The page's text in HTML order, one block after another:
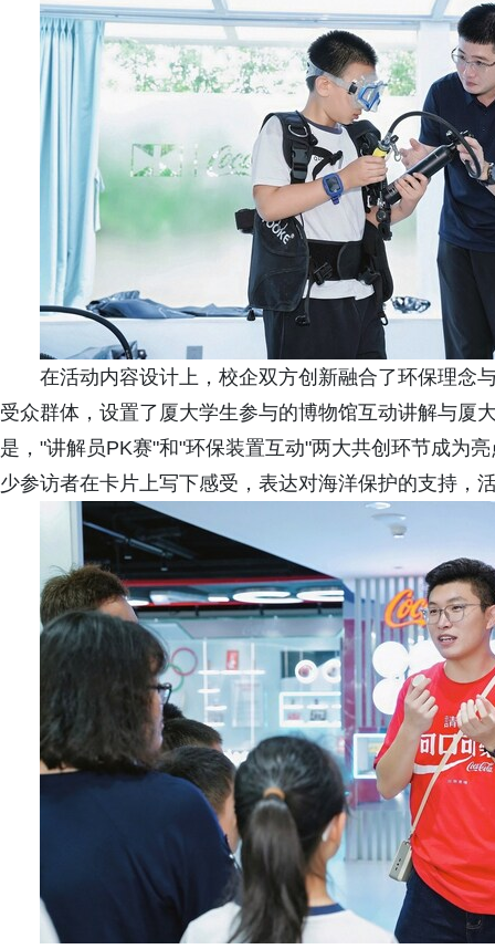
在活动内容设计上，校企双方创新融合了环保理念
受众群体，设置了厦大学生参与的博物馆互动讲解与厦
是，"讲解员PK赛"和"环保装置互动"两大共创环节成为
少参访者在卡片上写下感受，表达对海洋保护的支持，